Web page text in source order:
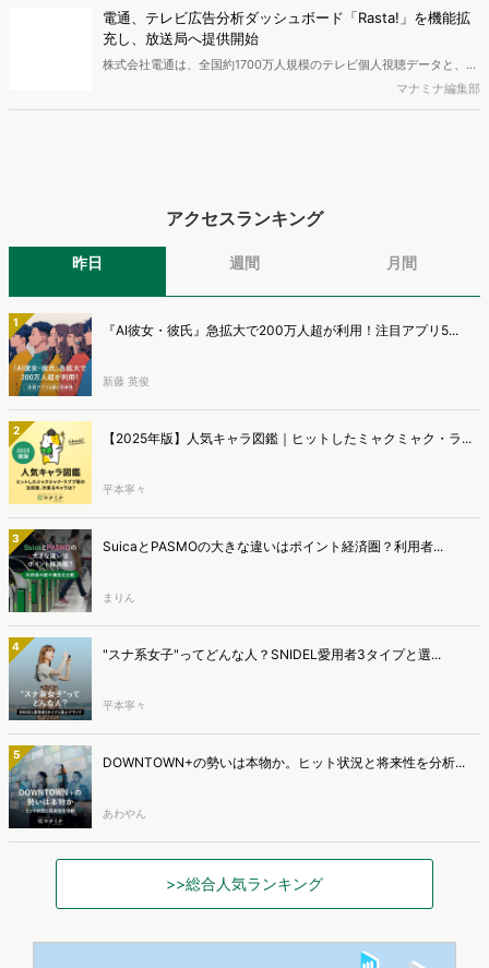
における生活者の意識や行動背景の把握が可能となり、リテールプロ
モーションにおけるプランニングの高速化と高精度化を実現できると
いいます。
電通、テレビ広告分析ダッシュボード「Rasta!」を機能拡
充し、放送局へ提供開始
株式会社電通は、全国約1700万人規模のテレビ個人視聴データと、独
自の大規模生活者意識調査データを掛け合わせて、テレビ広告のデー
タ集計や広告効果の分析ができるダッシュボード「Rasta!
マナミナ編集部
アクセスランキング
昨日 週間 月間
1 『AI彼女・彼氏』急拡大で200万人超が利用！注目アプリ5...
新藤 英俊
2 【2025年版】人気キャラ図鑑｜ヒットしたミャクミャク・ラ...
平本寧々
3 SuicaとPASMOの大きな違いはポイント経済圏？利用者...
まりん
4 "スナ系女子"ってどんな人？SNIDEL愛用者3タイプと選...
平本寧々
5 DOWNTOWN+の勢いは本物か。ヒット状況と将来性を分析...
あわやん
>>総合人気ランキング